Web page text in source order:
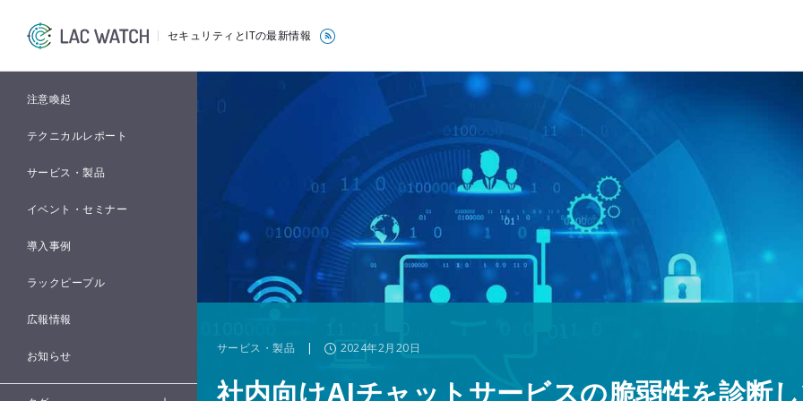
セキュリティとITの最新情報
注意喚起
テクニカルレポート
サービス・製品
イベント・セミナー
導入事例
ラックピープル
広報情報
お知らせ
サービス・製品 | 2024年2月20日
社内向けAIチャットサービスの脆弱性を診断